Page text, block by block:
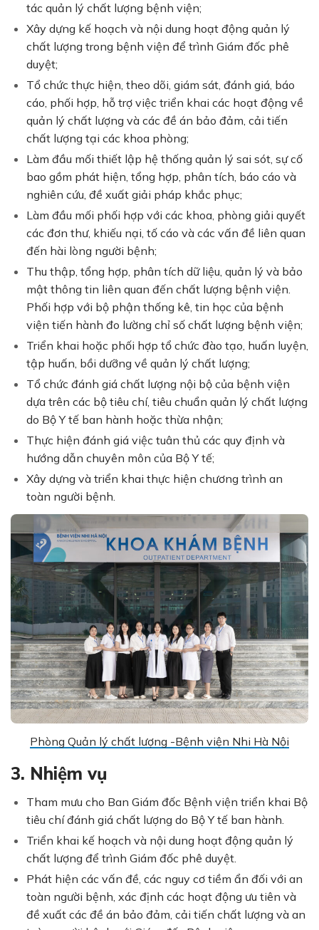
tác quản lý chất lượng bệnh viện;
Xây dựng kế hoạch và nội dung hoạt động quản lý
chất lượng trong bệnh viện để trình Giám đốc phê
duyệt;
Tổ chức thực hiện, theo dõi, giám sát, đánh giá, báo
cáo, phối hợp, hỗ trợ việc triển khai các hoạt động về
quản lý chất lượng và các đề án bảo đảm, cải tiến
chất lượng tại các khoa phòng;
Làm đầu mối thiết lập hệ thống quản lý sai sót, sự cố
bao gồm phát hiện, tổng hợp, phân tích, báo cáo và
nghiên cứu, đề xuất giải pháp khắc phục;
Làm đầu mối phối hợp với các khoa, phòng giải quyết
các đơn thư, khiếu nại, tố cáo và các vấn đề liên quan
đến hài lòng người bệnh;
Thu thập, tổng hợp, phân tích dữ liệu, quản lý và bảo
mật thông tin liên quan đến chất lượng bệnh viện.
Phối hợp với bộ phận thống kê, tin học của bệnh
viện tiến hành đo lường chỉ số chất lượng bệnh viện;
Triển khai hoặc phối hợp tổ chức đào tạo, huấn luyện,
tập huấn, bồi dưỡng về quản lý chất lượng;
Tổ chức đánh giá chất lượng nội bộ của bệnh viện
dựa trên các bộ tiêu chí, tiêu chuẩn quản lý chất lượng
do Bộ Y tế ban hành hoặc thừa nhận;
Thực hiện đánh giá việc tuân thủ các quy định và
hướng dẫn chuyên môn của Bộ Y tế;
Xây dựng và triển khai thực hiện chương trình an
toàn người bệnh.
Phòng Quản lý chất lượng -Bệnh viện Nhi Hà Nội
3. Nhiệm vụ
Tham mưu cho Ban Giám đốc Bệnh viện triển khai Bộ
tiêu chí đánh giá chất lượng do Bộ Y tế ban hành.
Triển khai kế hoạch và nội dung hoạt động quản lý
chất lượng để trình Giám đốc phê duyệt.
Phát hiện các vấn đề, các nguy cơ tiềm ẩn đối với an
toàn người bệnh, xác định các hoạt động ưu tiên và
đề xuất các đề án bảo đảm, cải tiến chất lượng và an